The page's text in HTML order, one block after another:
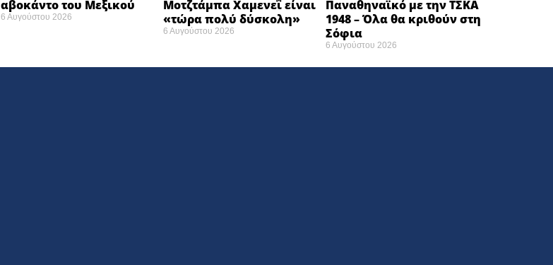
αβοκάντο του Μεξικού ​
6 Αυγούστου 2026
Μοτζτάμπα Χαμενεΐ είναι
«τώρα πολύ δύσκολη» ​
6 Αυγούστου 2026
Παναθηναϊκό με την ΤΣΚΑ
1948 – Όλα θα κριθούν στη
Σόφια ​
6 Αυγούστου 2026